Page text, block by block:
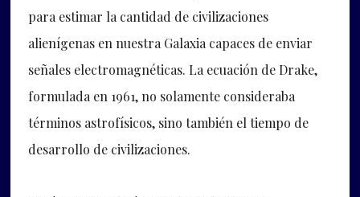
para estimar la cantidad de civilizaciones
alienígenas en nuestra Galaxia capaces de enviar
señales electromagnéticas. La ecuación de Drake,
formulada en 1961, no solamente consideraba
términos astrofísicos, sino también el tiempo de
desarrollo de civilizaciones.